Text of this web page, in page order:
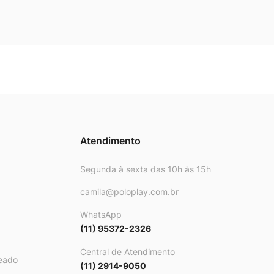
Atendimento
Segunda à sexta das 10h às 15h
camila@poloplay.com.br
WhatsApp
(11) 95372-2326
Central de Atendimento
(11) 2914-9050